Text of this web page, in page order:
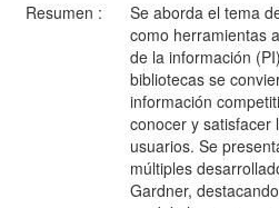
Resumen :
Se aborda el tema
como herramientas
de la información
bibliotecas se
información
conocer y satisfacer
usuarios. Se
múltiples
Gardner,